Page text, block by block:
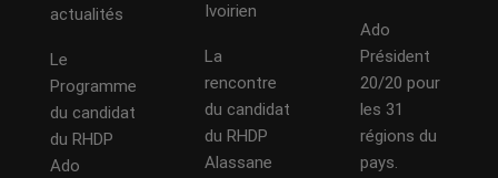
actualités
Le
Programme
du candidat
du RHDP
Ado
Ivoirien
La
rencontre
du candidat
du RHDP
Alassane
Ado
Président
20/20 pour
les 31
régions du
pays.